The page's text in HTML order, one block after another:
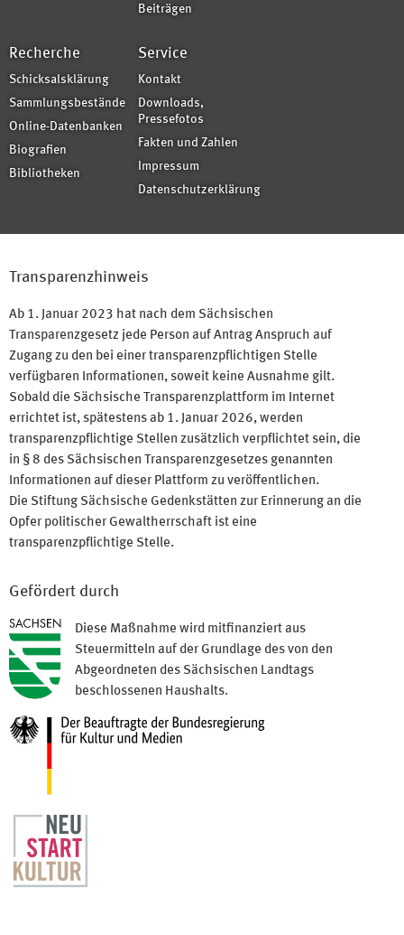
Beiträgen
Recherche
Schicksalsklärung
Sammlungsbestände
Online-Datenbanken
Biografien
Bibliotheken
Service
Kontakt
Downloads,
Pressefotos
Fakten und Zahlen
Impressum
Datenschutzerklärung
Transparenzhinweis
Ab 1. Januar 2023 hat nach dem Sächsischen
Transparenzgesetz jede Person auf Antrag Anspruch auf
Zugang zu den bei einer transparenzpflichtigen Stelle
verfügbaren Informationen, soweit keine Ausnahme gilt.
Sobald die Sächsische Transparenzplattform im Internet
errichtet ist, spätestens ab 1. Januar 2026, werden
transparenzpflichtige Stellen zusätzlich verpflichtet sein, die
in § 8 des Sächsischen Transparenzgesetzes genannten
Informationen auf dieser Plattform zu veröffentlichen.
Die Stiftung Sächsische Gedenkstätten zur Erinnerung an die
Opfer politischer Gewaltherrschaft ist eine
transparenzpflichtige Stelle.
Gefördert durch
Diese Maßnahme wird mitfinanziert aus
Steuermitteln auf der Grundlage des von den
Abgeordneten des Sächsischen Landtags
beschlossenen Haushalts.